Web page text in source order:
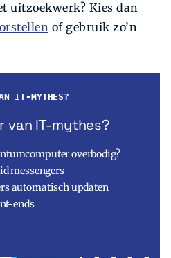
uitzoekwerk? Kies dan
of gebruik zo’n
IT-MYTHES?
van IT-mythes?
overbodig?
messengers
automatisch updaten
ends